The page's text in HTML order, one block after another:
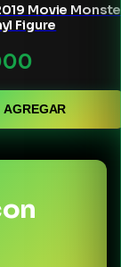
Movie
Figure
AGREGAR